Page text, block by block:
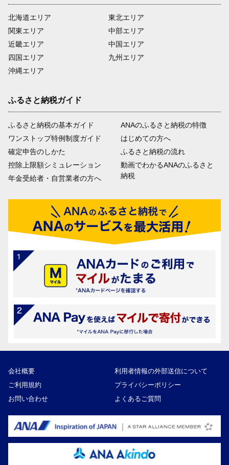
北海道エリア
関東エリア
近畿エリア
四国エリア
沖縄エリア
東北エリア
中部エリア
中国エリア
九州エリア
ふるさと納税ガイド
ふるさと納税の基本ガイド
ワンストップ特例制度ガイド
確定申告のしかた
控除上限額シミュレーション
年金受給者・自営業者の方へ
ANAのふるさと納税の特徴
はじめての方へ
ふるさと納税の流れ
動画でわかるANAのふるさと
納税
会社概要
利用者情報の外部送信について
ご利用規約
プライバシーポリシー
お問い合わせ
よくあるご質問